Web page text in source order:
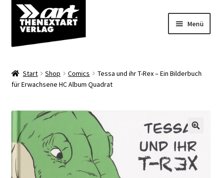
Zur
Navigation
springen
Zum
Inhalt
springen
Menü
Shop
Über uns
Start Shop Comics
Tessa und ihr T-Rex – Ein Bilderbuch
für Erwachsene HC Album Quadrat